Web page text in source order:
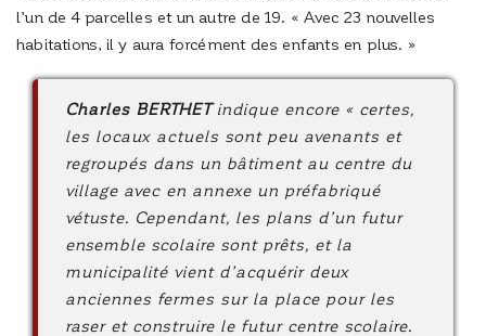
l’un de 4 parcelles et un autre de 19. « Avec 23 nouvelles
habitations, il y aura forcément des enfants en plus. »
Charles BERTHETindique encore « certes,
les locaux actuels sont peu avenants et
regroupés dans un bâtiment au centre du
village avec en annexe un préfabriqué
vétuste. Cependant, les plans d’un futur
ensemble scolaire sont prêts, et la
municipalité vient d’acquérir deux
anciennes fermes sur la place pour les
raser et construire le futur centre scolaire.